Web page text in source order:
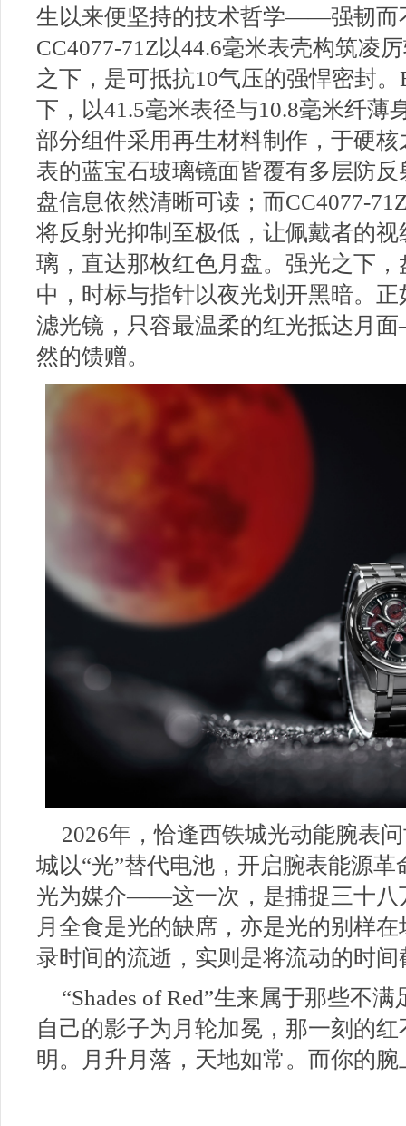
生以来便坚持的技术哲学——强韧而
CC4077-71Z以44.6毫米表壳构筑凌
之下，是可抵抗10气压的强悍密封
下，以41.5毫米表径与10.8毫米纤薄
部分组件采用再生材料制作，于硬
表的蓝宝石玻璃镜面皆覆有多层防
盘信息依然清晰可读；而CC4077-
将反射光抑制至极低，让佩戴者的
璃，直达那枚红色月盘。强光之下
中，时标与指针以夜光划开黑暗。
滤光镜，只容最温柔的红光抵达月
然的馈赠。
2026年，恰逢西铁城光动能腕表
城以“光”替代电池，开启腕表能源
光为媒介——这一次，是捕捉三十八
月全食是光的缺席，亦是光的别样
录时间的流逝，实则是将流动的时
“Shades of Red”生来属于那些不
自己的影子为月轮加冕，那一刻的
明。月升月落，天地如常。而你的